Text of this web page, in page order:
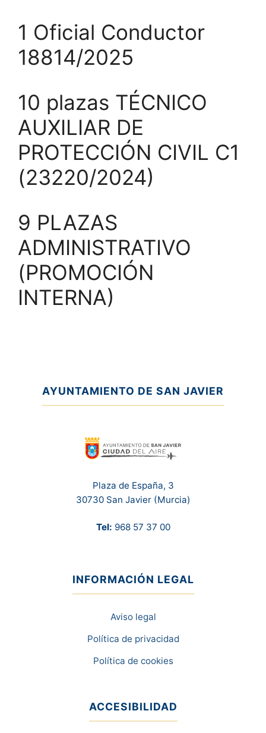
1 Oficial Conductor
18814/2025
10 plazas TÉCNICO
AUXILIAR DE
PROTECCIÓN CIVIL C1
(23220/2024)
9 PLAZAS
ADMINISTRATIVO
(PROMOCIÓN
INTERNA)
AYUNTAMIENTO DE SAN JAVIER
Plaza de España, 3
30730 San Javier (Murcia)
Tel: 968 57 37 00
INFORMACIÓN LEGAL
Aviso legal
Política de privacidad
Política de cookies
ACCESIBILIDAD